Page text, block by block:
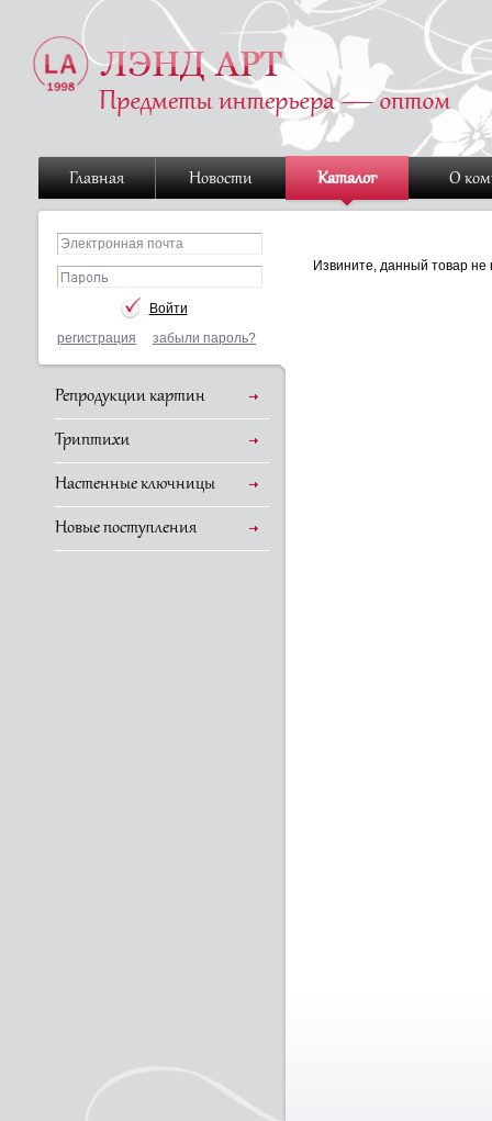
Главная Новости Каталог О
регистрация забыли пароль?
Репродукции картин
Триптихи
Настенные ключницы
Новые поступления
Извините, данный товар не